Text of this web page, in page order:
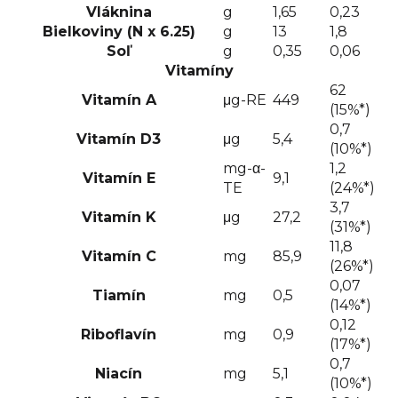
mlieka. Na 180 ml vody použite 6 zarovnaných odmeriek,
čím pripravíte 200 ml mlieka.
Skladovanie:
Skladujte na
chladnom a suchom mieste. Balené v ochrannej atmosfére.
Nedávajte do chladničky ani nezamrazujte.
viď dno plechovky. Spotrebujte do 4
týždňov po otvorení. Distribútor: Health Academy, s. r. o.,
Zbraslavská 22/49, 159 00 Praha, Česká republika.
Hmotnosť: 800 g.
Vláknina
g 1,65
0,23
Bielkoviny (N x 6.25)
g 13
1,8
Soľ
g 0,35
0,06
Vitamíny
Vitamín A
μg-RE 449
62
(15%*)
Vitamín D3
μg 5,4
0,7
(10%*)
Vitamín E
mg-α-
TE
9,1
1,2
(24%*)
Vitamín K
μg 27,2
3,7
(31%*)
Vitamín C
mg 85,9
11,8
(26%*)
Tiamín
mg 0,5
0,07
(14%*)
Riboflavín
mg 0,9
0,12
(17%*)
Niacín
mg 5,1
0,7
(10%*)